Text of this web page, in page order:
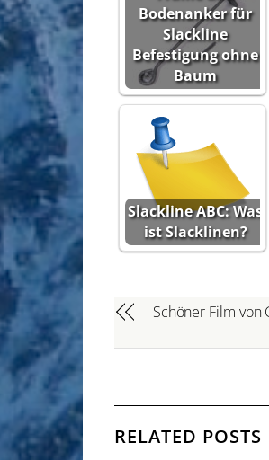
Bodenanker für
Slackline
Befestigung ohne
Baum
Slackline ABC: Was
ist Slacklinen?
Schöner Film von
RELATED POSTS